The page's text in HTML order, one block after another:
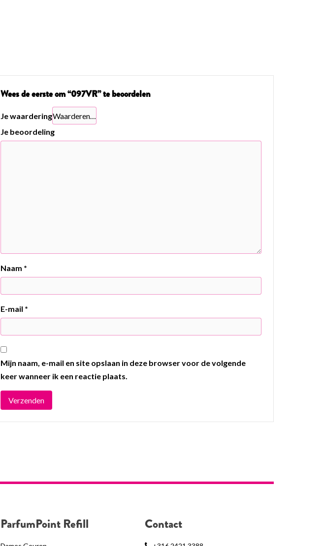
Wees de eerste om “097VR” te beoordelen
Je waardering
Je beoordeling
Naam *
E-mail *
Mijn naam, e-mail en site opslaan in deze browser voor de volgende
keer wanneer ik een reactie plaats.
ParfumPoint Refill Contact